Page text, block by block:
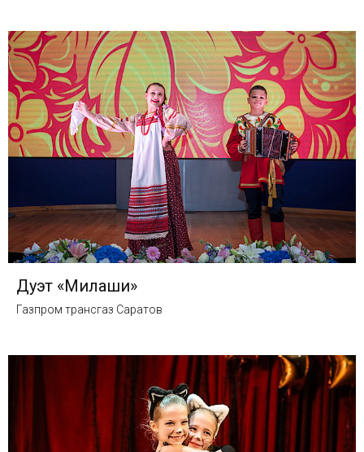
Дуэт «Милаши»
Газпром трансгаз Саратов